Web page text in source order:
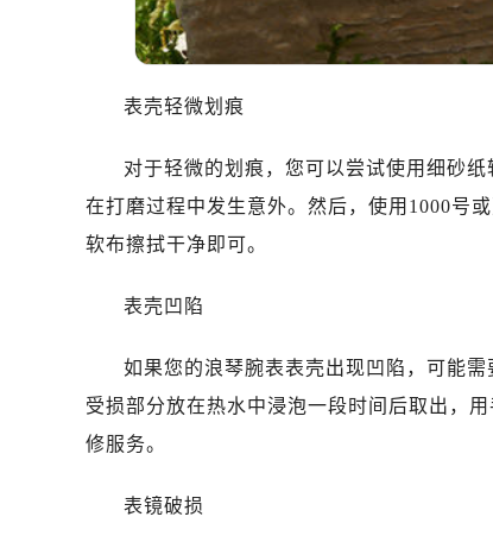
表壳轻微划痕
对于轻微的划痕，您可以尝试使用细砂
在打磨过程中发生意外。然后，使用1000号
软布擦拭干净即可。
表壳凹陷
如果您的浪琴腕表表壳出现凹陷，可能
受损部分放在热水中浸泡一段时间后取出，
修服务。
表镜破损